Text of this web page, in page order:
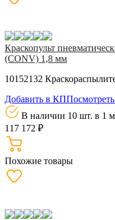
Краскопульт
(CONV) 1,8 мм
10152132
Добавить в КП
В наличии 10 шт. в 1
117 172 ₽
Похожие товары